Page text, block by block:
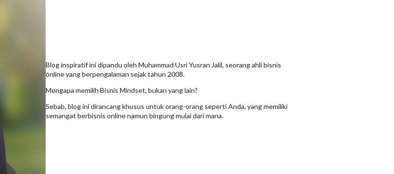
Blog inspiratif ini dipandu oleh Muhammad Usri Yusran Jalil, seorang ahli bisnis
online yang berpengalaman sejak tahun 2008.
Mengapa memilih Bisnis Mindset, bukan yang lain?
Sebab, blog ini dirancang khusus untuk orang-orang seperti Anda, yang memiliki
semangat berbisnis online namun bingung mulai dari mana.